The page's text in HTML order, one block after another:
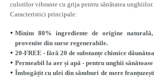
culorilor vibrante cu grija pentru sănătatea unghiilor.
Caracteristici principale:
Minim 80% ingrediente de origine naturală
provenite din surse regenerabile.
20-FREE - fără 20 de substanțe chimice
Permeabil la aer și apă - pentru unghii
Îmbogățit cu ulei din sâmburi de mere